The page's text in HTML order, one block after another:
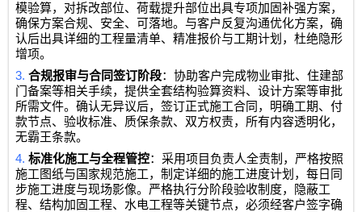
模验算，对拆改部位、荷载提升部位出具专项加固补强方案，
确保方案合规、安全、可落地。与客户反复沟通优化方案，确
认后出具详细的工程量清单、精准报价与工期计划，杜绝隐形
增项。
3.合规报审与合同签订阶段：协助客户完成物业审批、住建部
门备案等相关手续，提供全套结构验算资料、设计方案等审批
所需文件。确认无异议后，签订正式施工合同，明确工期、付
款节点、验收标准、质保条款、双方权责，所有内容透明化，
无霸王条款。
4.标准化施工与全程管控：采用项目负责人全责制，严格按照
施工图纸与国家规范施工，制定详细的施工进度计划，每日同
步施工进度与现场影像。严格执行分阶段验收制度，隐蔽工
程、结构加固工程、水电工程等关键节点，必须经客户签字确